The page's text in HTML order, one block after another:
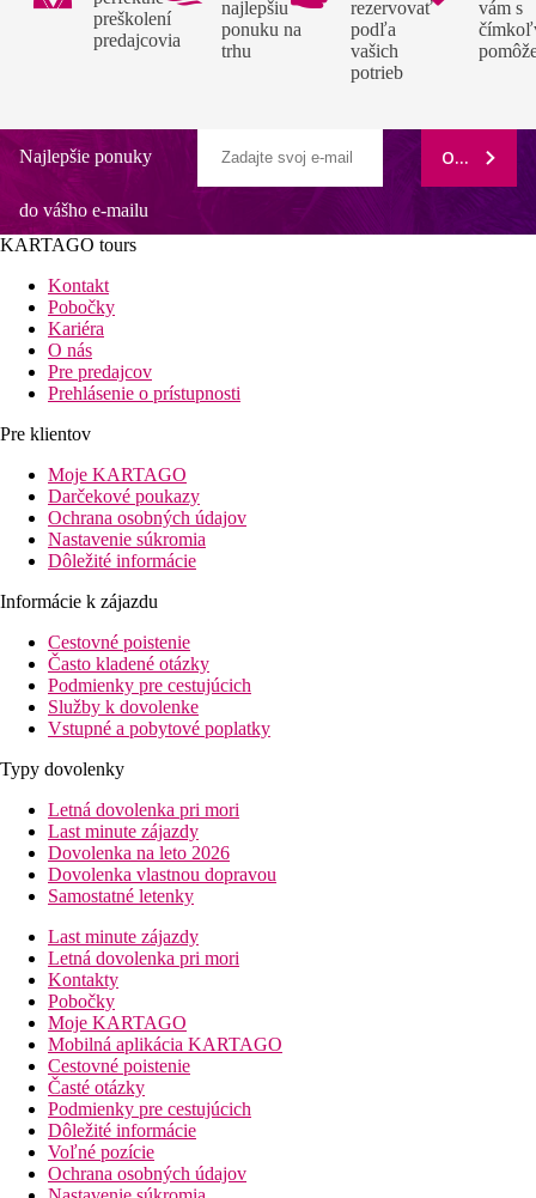
preškolení
predajcovia
najlepšiu
ponuku na
trhu
rezervovať
podľa
vašich
potrieb
vám s
Najlepšie ponuky
do vášho e-mailu
ODOBERAŤ
KARTAGO tours
Kontakt
Pobočky
Kariéra
O nás
Pre predajcov
Prehlásenie o prístupnosti
Pre klientov
Moje KARTAGO
Darčekové poukazy
Ochrana osobných údajov
Nastavenie súkromia
Dôležité informácie
Informácie k zájazdu
Cestovné poistenie
Často kladené otázky
Podmienky pre cestujúcich
Služby k dovolenke
Vstupné a pobytové poplatky
Typy dovolenky
Letná dovolenka pri mori
Last minute zájazdy
Dovolenka na leto 2026
Dovolenka vlastnou dopravou
Samostatné letenky
Last minute zájazdy
Letná dovolenka pri mori
Kontakty
Pobočky
Moje KARTAGO
Mobilná aplikácia KARTAGO
Cestovné poistenie
Časté otázky
Podmienky pre cestujúcich
Dôležité informácie
Voľné pozície
Ochrana osobných údajov